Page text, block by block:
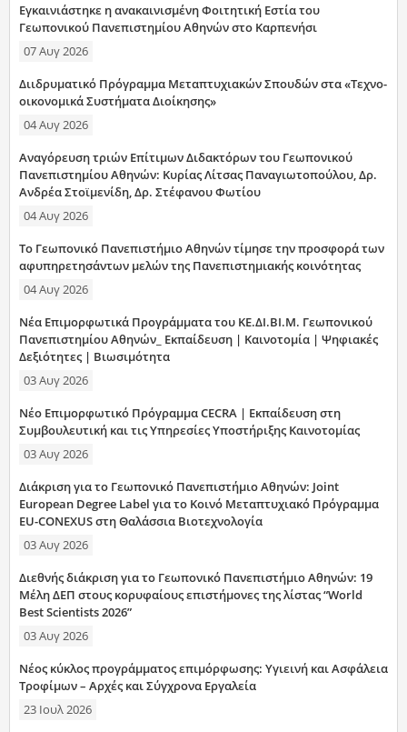
Εγκαινιάστηκε η ανακαινισμένη Φοιτητική Εστία του
Γεωπονικού Πανεπιστημίου Αθηνών στο Καρπενήσι
07 Αυγ 2026
Διιδρυματικό Πρόγραμμα Μεταπτυχιακών Σπουδών στα «Τεχνο-
οικονομικά Συστήματα Διοίκησης»
04 Αυγ 2026
Αναγόρευση τριών Επίτιμων Διδακτόρων του Γεωπονικού
Πανεπιστημίου Αθηνών: Κυρίας Λίτσας Παναγιωτοπούλου, Δρ.
Ανδρέα Στοϊμενίδη, Δρ. Στέφανου Φωτίου
04 Αυγ 2026
Το Γεωπονικό Πανεπιστήμιο Αθηνών τίμησε την προσφορά των
αφυπηρετησάντων μελών της Πανεπιστημιακής κοινότητας
04 Αυγ 2026
Νέα Επιμορφωτικά Προγράμματα του ΚΕ.ΔΙ.ΒΙ.Μ. Γεωπονικού
Πανεπιστημίου Αθηνών_ Εκπαίδευση | Καινοτομία | Ψηφιακές
Δεξιότητες | Βιωσιμότητα
03 Αυγ 2026
Νέο Επιμορφωτικό Πρόγραμμα CECRA | Εκπαίδευση στη
Συμβουλευτική και τις Υπηρεσίες Υποστήριξης Καινοτομίας
03 Αυγ 2026
Διάκριση για το Γεωπονικό Πανεπιστήμιο Αθηνών: Joint
European Degree Label για το Κοινό Μεταπτυχιακό Πρόγραμμα
EU-CONEXUS στη Θαλάσσια Βιοτεχνολογία
03 Αυγ 2026
Διεθνής διάκριση για το Γεωπονικό Πανεπιστήμιο Αθηνών: 19
Μέλη ΔΕΠ στους κορυφαίους επιστήμονες της λίστας “World
Best Scientists 2026”
03 Αυγ 2026
Νέος κύκλος προγράμματος επιμόρφωσης: Υγιεινή και Ασφάλεια
Τροφίμων – Αρχές και Σύγχρονα Εργαλεία
23 Ιουλ 2026